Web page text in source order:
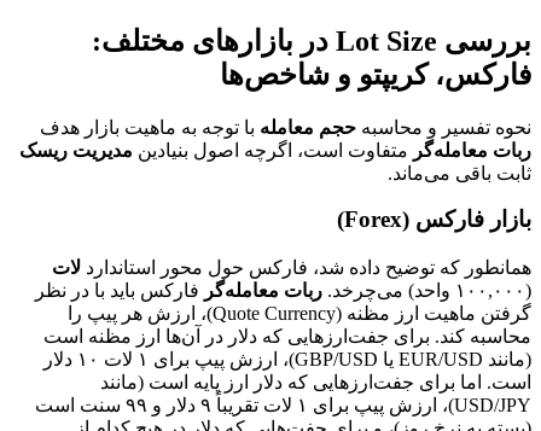
بررسی Lot Size در بازارهای مختلف:
فارکس، کریپتو و شاخص‌ها
نحوه تفسیر و محاسبه حجم معامله با توجه به ماهیت بازار هدف
ربات معامله‌گر متفاوت است، اگرچه اصول بنیادین مدیریت ریسک
ثابت باقی می‌ماند.
بازار فارکس (Forex)
همانطور که توضیح داده شد، فارکس حول محور استاندارد لات
(۱۰۰,۰۰۰ واحد) می‌چرخد.
ربات معامله‌گر فارکس باید با در نظر
گرفتن ماهیت ارز مظنه (Quote Currency)، ارزش هر پیپ را
محاسبه کند. برای جفت‌ارزهایی که دلار در آن‌ها ارز مظنه است
(مانند EUR/USD یا GBP/USD)، ارزش پیپ برای ۱ لات ۱۰ دلار
است. اما برای جفت‌ارزهایی که دلار ارز پایه است (مانند
USD/JPY)، ارزش پیپ برای ۱ لات تقریباً ۹ دلار و ۹۹ سنت است